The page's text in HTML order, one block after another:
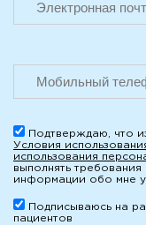
Подтверждаю, что
Условия
использования
выполнять
информации обо мне
Подписываюсь на
пациентов